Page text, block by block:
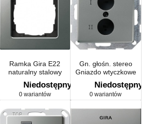
Ramka Gira E22
naturalny stalowy
Niedostępny
0 wariantów
Gn. głośn. stereo
Gniazdo wtyczkowe
Gira E22 naturalny
stalowy
Niedostępny
0 wariantów